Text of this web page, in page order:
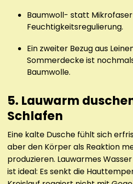
Baumwoll- statt
Feuchtigkeitsregulierung.
Ein zweiter Bezug aus
Sommerdecke ist
Baumwolle.
5. Lauwarm
Schlafen
Eine kalte Dusche fühlt sich
aber den Körper als Reaktion
produzieren. Lauwarmes
ist ideal: Es senkt die